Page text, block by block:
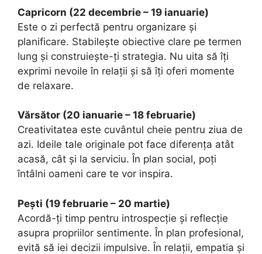
Capricorn (22 decembrie – 19 ianuarie)
Este o zi perfectă pentru organizare și
planificare. Stabilește obiective clare pe termen
lung și construiește-ți strategia. Nu uita să îți
exprimi nevoile în relații și să îți oferi momente
de relaxare.
Vărsător (20 ianuarie – 18 februarie)
Creativitatea este cuvântul cheie pentru ziua de
azi. Ideile tale originale pot face diferența atât
acasă, cât și la serviciu. În plan social, poți
întâlni oameni care te vor inspira.
Pești (19 februarie – 20 martie)
Acordă-ți timp pentru introspecție și reflecție
asupra propriilor sentimente. În plan profesional,
evită să iei decizii impulsive. În relații, empatia și